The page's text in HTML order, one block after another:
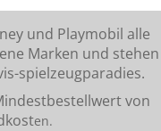
und Playmobil alle
Marken und stehen
spielzeugparadies.
von
en.